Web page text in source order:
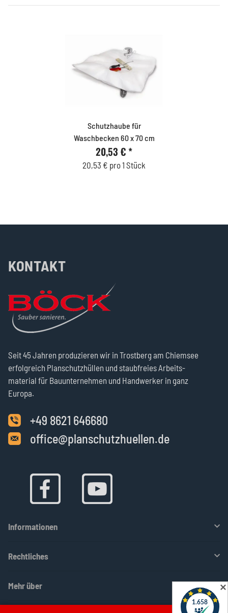
Schutzhaube für
Waschbecken 60 x 70 cm
20,53 € *
20,53 € pro 1 Stück
KONTAKT
Seit 45 Jahren produzie­ren wir in Trost­berg am Chiemsee
erfolg­reich Plan­schutz­hüllen und staub­freies Arbeits­
material für Bau­unter­nehmen und Hand­werker in ganz
Europa.
+49 8621 646680
office@planschutzhuellen.de
Informationen
Rechtliches
Mehr über ✕